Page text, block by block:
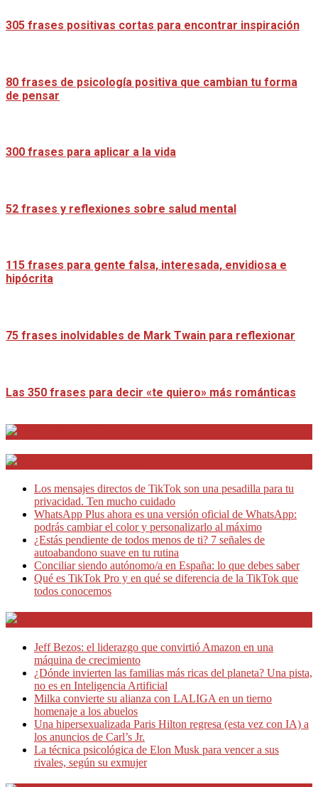
305 frases positivas cortas para encontrar inspiración
80 frases de psicología positiva que cambian tu forma
de pensar
300 frases para aplicar a la vida
52 frases y reflexiones sobre salud mental
115 frases para gente falsa, interesada, envidiosa e
hipócrita
75 frases inolvidables de Mark Twain para reflexionar
Las 350 frases para decir «te quiero» más románticas
Los mensajes directos de TikTok son una pesadilla para tu
privacidad. Ten mucho cuidado
WhatsApp Plus ahora es una versión oficial de WhatsApp:
podrás cambiar el color y personalizarlo al máximo
¿Estás pendiente de todos menos de ti? 7 señales de
autoabandono suave en tu rutina
Conciliar siendo autónomo/a en España: lo que debes saber
Qué es TikTok Pro y en qué se diferencia de la TikTok que
todos conocemos
Jeff Bezos: el liderazgo que convirtió Amazon en una
máquina de crecimiento
¿Dónde invierten las familias más ricas del planeta? Una pista,
no es en Inteligencia Artificial
Milka convierte su alianza con LALIGA en un tierno
homenaje a los abuelos
Una hipersexualizada Paris Hilton regresa (esta vez con IA) a
los anuncios de Carl’s Jr.
La técnica psicológica de Elon Musk para vencer a sus
rivales, según su exmujer